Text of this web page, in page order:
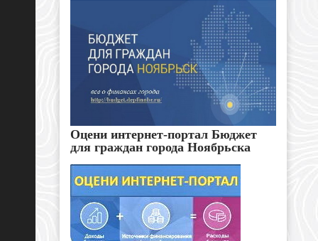
Оцени интернет-портал Бюджет
для граждан города Ноябрьска